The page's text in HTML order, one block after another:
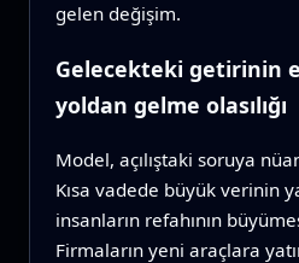
gelen değişim.
Gelecekteki getirinin
yoldan gelme olasılığı
Model, açılıştaki soruya
Kısa vadede büyük verinin
insanların refahının
Firmaların yeni araçlara